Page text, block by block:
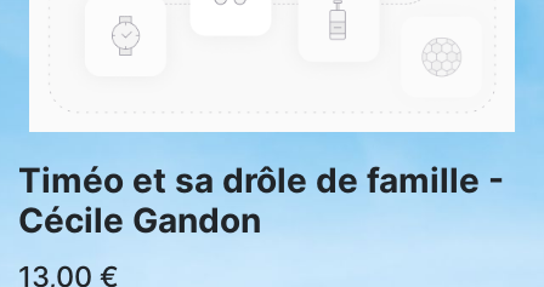
Timéo et sa drôle de famille -
Cécile Gandon
13,00 €